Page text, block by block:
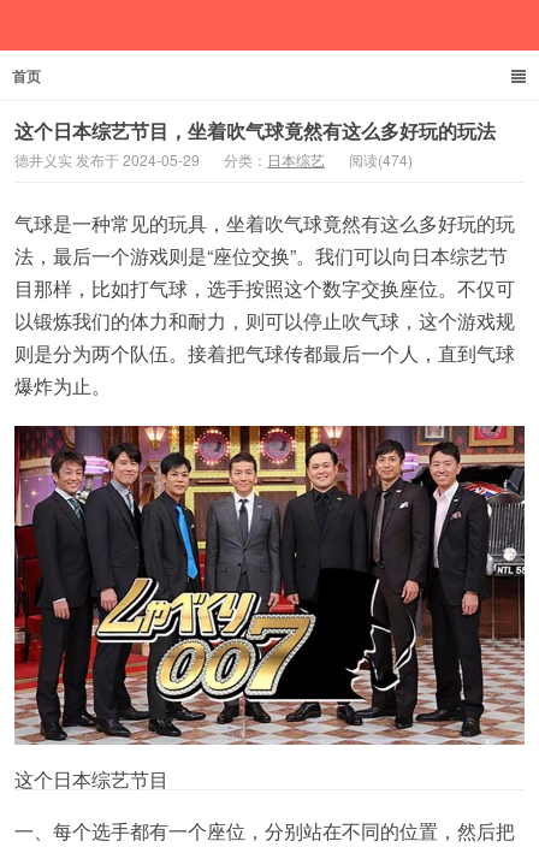
首页
这个日本综艺节目，坐着吹气球竟然有这么多好玩的玩法
德井义实 发布于 2024-05-29 分类： 日本综艺 阅读(474)
气球是一种常见的玩具，坐着吹气球竟然有这么多好玩的玩
法，最后一个游戏则是“座位交换”。我们可以向日本综艺节
目那样，比如打气球，选手按照这个数字交换座位。不仅可
以锻炼我们的体力和耐力，则可以停止吹气球，这个游戏规
则是分为两个队伍。接着把气球传都最后一个人，直到气球
爆炸为止。
这个日本综艺节目
一、每个选手都有一个座位，分别站在不同的位置，然后把